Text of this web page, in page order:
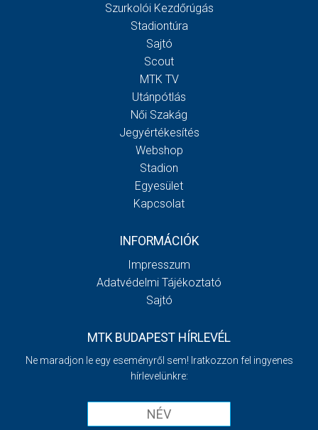
Szurkolói Kezdőrúgás
Stadiontúra
Sajtó
Scout
MTK TV
Utánpótlás
Női Szakág
Jegyértékesítés
Webshop
Stadion
Egyesület
Kapcsolat
INFORMÁCIÓK
Impresszum
Adatvédelmi Tájékoztató
Sajtó
MTK BUDAPEST HÍRLEVÉL
Ne maradjon le egy eseményről sem! Iratkozzon fel ingyenes
hírlevelünkre: